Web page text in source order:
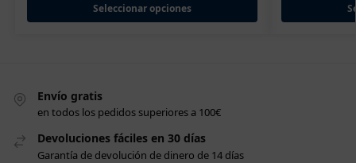
Seleccionar opciones
Envío gratis
en todos los pedidos superiores a 100€
Devoluciones fáciles en 30 días
Garantía de devolución de dinero de 14 días